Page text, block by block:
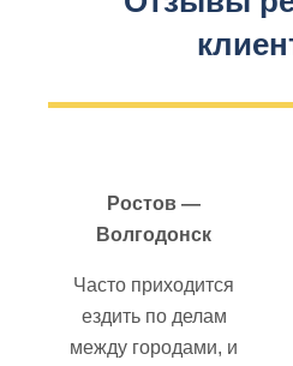
Ростов —
Волгодонск
Часто приходится
ездить по делам
между городами, и